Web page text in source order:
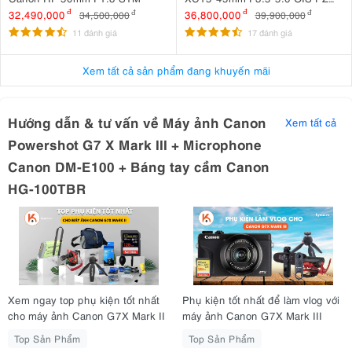
2. Thông Số Kỹ Thuật Nổi Bật Của Canon
G7 X Mark III
Cảm biến: CMOS stacked 1" 20.1MP
Ống kính: 8.8-36.8mm (24-100mm) f/1.8-2.8
Bộ xử lý hình ảnh: DIGIC 8
Dải ISO : 125–12800 (có thể mở rộng đến 25600)
Video: 4K (30p) & Full HD (120p)
Chụp liên tục
: Chụp liên tiếp 30 khung hình/giây định dạng
32,490,000 đ 34,500,000đ
11 đánh giá
Bạc
36,800,000 đ 39,900,000 đ
17 đánh giá
Xem tất cả sản phẩm đang khuyến mãi
Hướng dẫn & tư vấn về Máy ảnh Canon
Powershot G7 X Mark III + Microphone
Canon DM-E100 + Báng tay cầm Canon
HG-100TBR
Xem tất cả
Xem ngay top phụ kiện tốt nhất
cho máy ảnh Canon G7X Mark II
Top Sản Phẩm
Phụ kiện tốt nhất để làm vlog với
máy ảnh Canon G7X Mark III
Top Sản Phẩm